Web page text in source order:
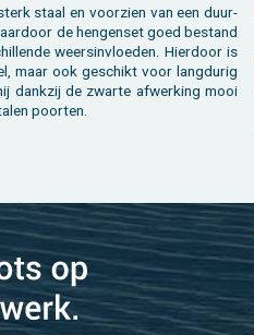
staal en voor­zien van een duur­
de hen­gen­set goed be­stand
weers­in­vloe­den. Hier­door is
maar ook ge­schikt voor lang­du­rig
dank­zij de zwar­te af­wer­king mooi
poor­ten.